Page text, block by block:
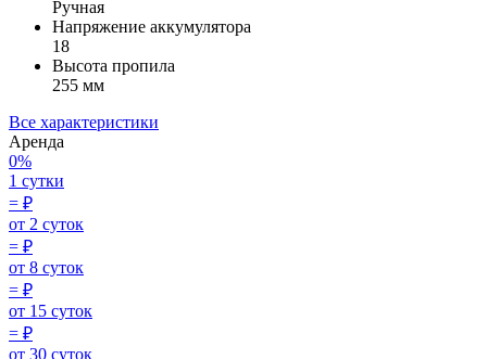
Ручная
Напряжение аккумулятора
18
Высота пропила
255 мм
Все характеристики
Аренда
0%
1 сутки
= ₽
от 2 суток
= ₽
от 8 суток
= ₽
от 15 суток
= ₽
от 30 суток